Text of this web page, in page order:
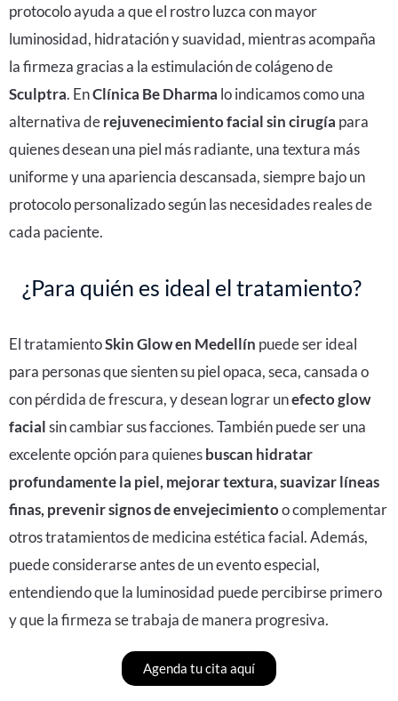
protocolo ayuda a que el rostro luzca con mayor
luminosidad, hidratación y suavidad, mientras acompaña
la firmeza gracias a la estimulación de colágeno de
Sculptra. EnClínica Be Dharma lo indicamos como una
alternativa derejuvenecimiento facial sin cirugía para
quienes desean una piel más radiante, una textura más
uniforme y una apariencia descansada, siempre bajo un
protocolo personalizado según las necesidades reales de
cada paciente.
¿Para quién es ideal el tratamiento?
El tratamientoSkin Glow en Medellín puede ser ideal
para personas que sienten su piel opaca, seca, cansada o
con pérdida de frescura, y desean lograr unefecto glow
facialsin cambiar sus facciones. También puede ser una
excelente opción para quienesbuscan hidratar
profundamente la piel, mejorar textura, suavizar líneas
finas, prevenir signos de envejecimientoo complementar
otros tratamientos de medicina estética facial. Además,
puede considerarse antes de un evento especial,
entendiendo que la luminosidad puede percibirse primero
y que la firmeza se trabaja de manera progresiva.
Agenda tu cita aquí